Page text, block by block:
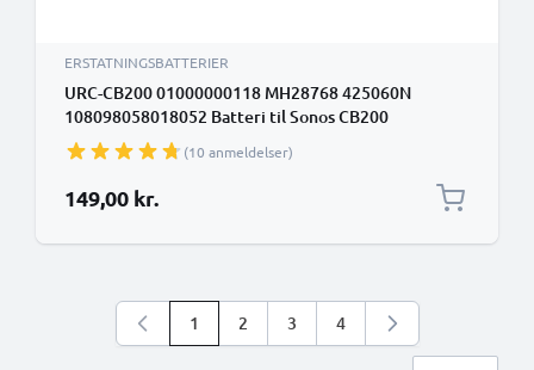
ERSTATNINGSBATTERIER
URC-CB200 01000000118 MH28768 425060N
108098058018052 Batteri til Sonos CB200
Controller CR200 CB200WR1 1850mAh Udskiftning
af batteri Fjernbetjening
(10 anmeldelser)
149,00 kr.
Du læser i øjeblikket side
1 Side
2 Side
3 Side
4